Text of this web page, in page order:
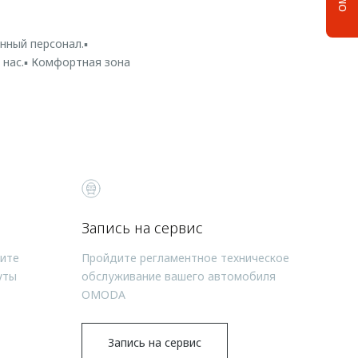
персонал.▪️
Комфортная зона
Запись на сервис
Пройдите регламентное техническое
обслуживание вашего автомобиля
OMODA
Запись на сервис